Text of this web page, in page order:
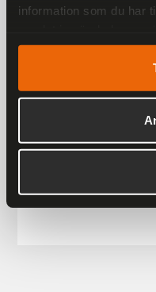
information som du har
25 %
899 kr
1 198 kr